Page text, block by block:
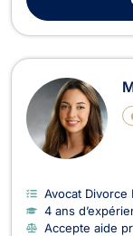
NGOMBA a
Avocat Divorce
4 ans
Accepte aide